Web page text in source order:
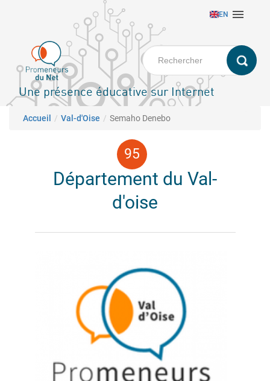
principal
EN 
Une présence éducative sur Internet
Fil d'Ariane
Accueil Val-d'Oise Semaho Denebo
Département du Val-
d'oise